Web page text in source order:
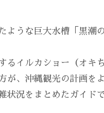
ような巨大水槽「黒潮
るイルカショー（オキ
が、沖縄観光の計画を
状況をまとめたガイドで